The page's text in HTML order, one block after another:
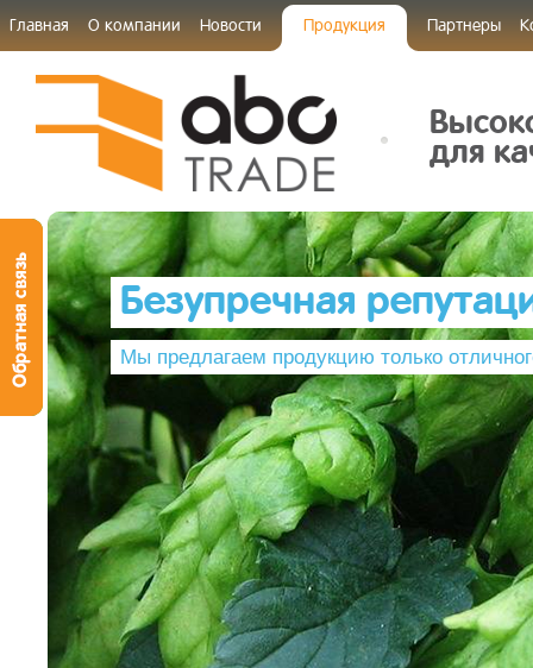
Главная О компании Новости Продукция Партнеры
для
Безупречная
Мы предлагаем продукцию только